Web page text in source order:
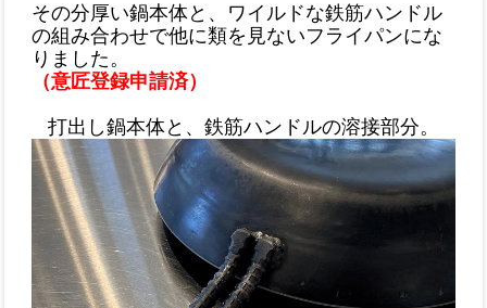
その分厚い鍋本体と、ワイルドな鉄筋ハンドル
の組み合わせで他に類を見ないフライパンにな
りました。
（意匠登録申請済）
打出し鍋本体と、鉄筋ハンドルの溶接部分。